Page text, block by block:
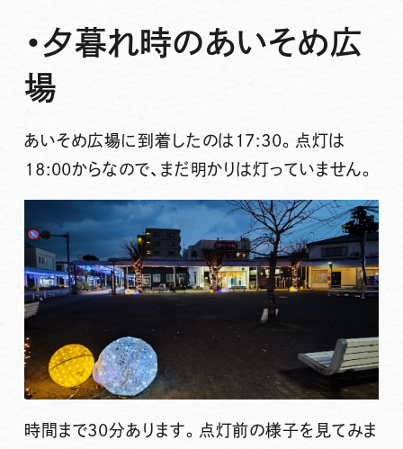
・夕暮れ時のあいそめ広
場
あいそめ広場に到着したのは17:30。点灯は
18:00からなので、まだ明かりは灯っていません。
時間まで30分あります。点灯前の様子を見てみま